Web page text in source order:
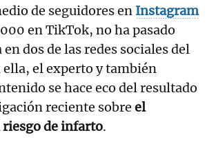
de seguidores en Instagram
en TikTok, no ha pasado
dos de las redes sociales del
el experto y también
se hace eco del resultado
reciente sobre el
riesgo de infarto.